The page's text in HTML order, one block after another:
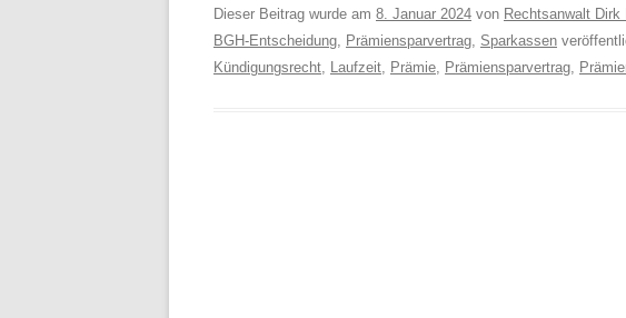
Dieser Beitrag wurde am 8. Januar 2024 von Rechtsanwalt
BGH-Entscheidung, Prämiensparvertrag, Sparkassen
Kündigungsrecht, Laufzeit, Prämie, Prämiensparvertrag,